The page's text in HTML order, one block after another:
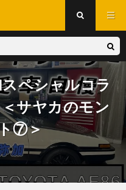
ペシャルコラ
サヤカのモン
⑦＞